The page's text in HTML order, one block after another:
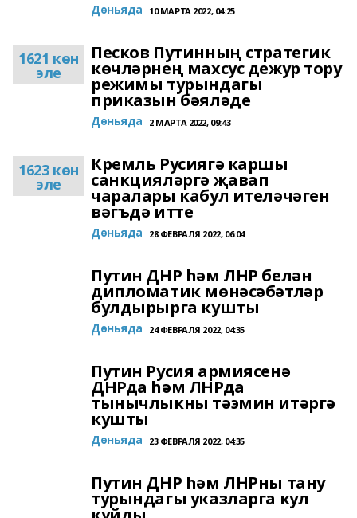
Дөньяда 10 МАРТА 2022, 04:25
1621 көн
эле
Песков Путинның стратегик
көчләрнең махсус дежур тору
режимы турындагы
приказын бәяләде
Дөньяда 2 МАРТА 2022, 09:43
1623 көн
эле
Кремль Русиягә каршы
санкцияләргә җавап
чаралары кабул ителәчәген
вәгъдә итте
Дөньяда 28 ФЕВРАЛЯ 2022, 06:04
Путин ДНР һәм ЛНР белән
дипломатик мөнәсәбәтләр
булдырырга кушты
Дөньяда 24 ФЕВРАЛЯ 2022, 04:35
Путин Русия армиясенә
ДНРда һәм ЛНРда
тынычлыкны тәэмин итәргә
кушты
Дөньяда 23 ФЕВРАЛЯ 2022, 04:35
Путин ДНР һәм ЛНРны тану
турындагы указларга кул